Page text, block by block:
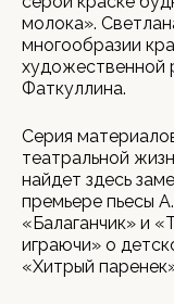
молока».
многообразии
художественной
Фаткуллина.
Серия
театральной
найдет здесь
премьере пьесы
«Балаганчик» и
играючи» о
«Хитрый